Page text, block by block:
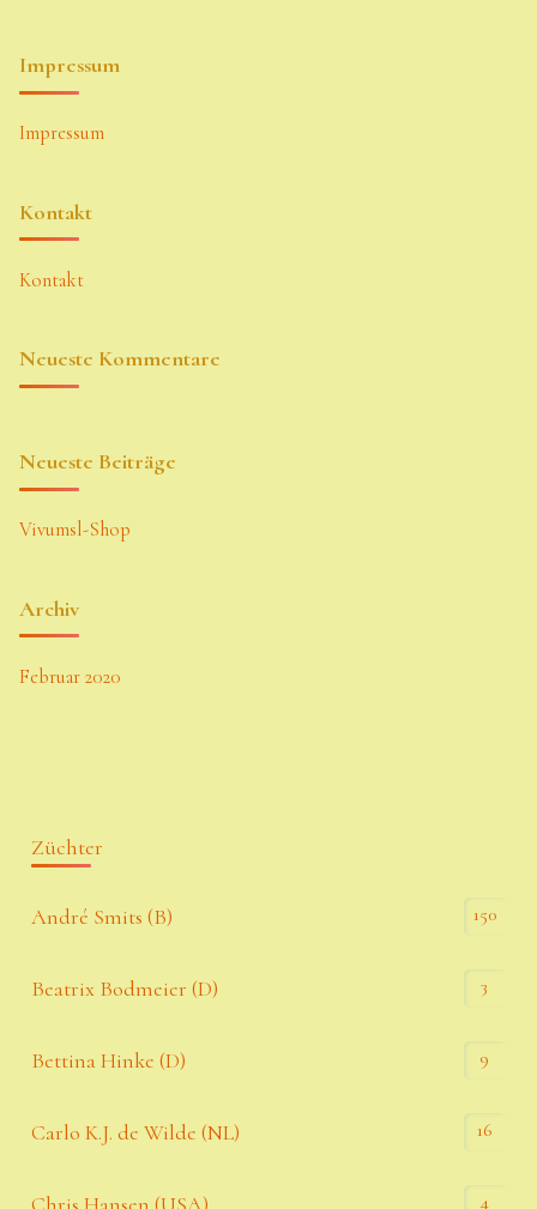
Impressum
Impressum
Kontakt
Kontakt
Neueste Kommentare
Neueste Beiträge
Vivumsl-Shop
Archiv
Februar 2020
Züchter
André Smits (B) 150
Beatrix Bodmeier (D) 3
Bettina Hinke (D) 9
Carlo K.J. de Wilde (NL) 16
4